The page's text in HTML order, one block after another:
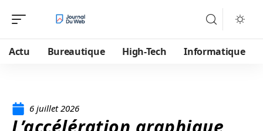
Actu Bureautique High-Tech Informatique
6 juillet 2026